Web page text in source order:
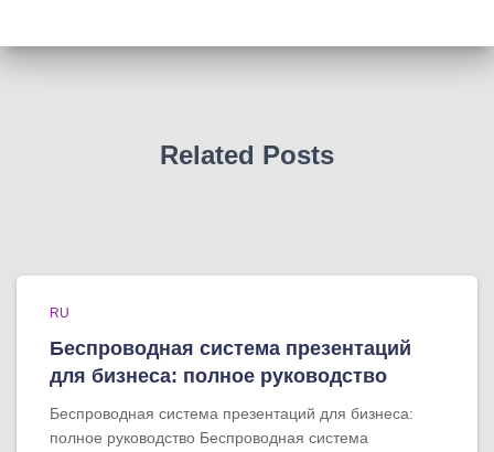
Related Posts
RU
Беспроводная система презентаций
для бизнеса: полное руководство
Беспроводная система презентаций для бизнеса:
полное руководство Беспроводная система